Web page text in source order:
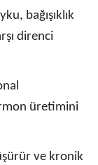
bağışıklık
direnci
üretimini
ve kronik